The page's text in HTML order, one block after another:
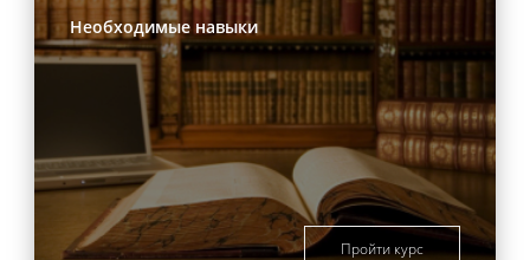
Необходимые навыки
Пройти курс